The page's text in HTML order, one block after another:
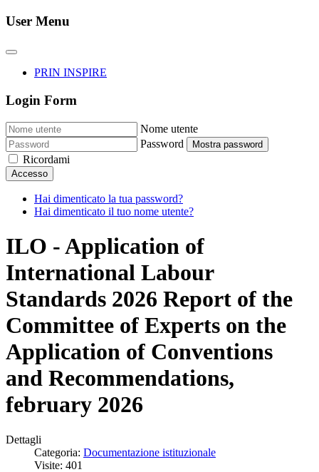
User Menu
PRIN INSPIRE
Login Form
Nome utente
Password
Mostra password
Ricordami
Accesso
Hai dimenticato la tua password?
Hai dimenticato il tuo nome utente?
ILO - Application of
International Labour
Standards 2026 Report of the
Committee of Experts on the
Application of Conventions
and Recommendations,
february 2026
Dettagli
Categoria: Documentazione istituzionale
Visite: 401